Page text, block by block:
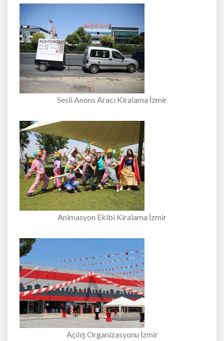
Sesli Anons Aracı Kiralama İzmir
Animasyon Ekibi Kiralama İzmir
Açılış Organizasyonu İzmir